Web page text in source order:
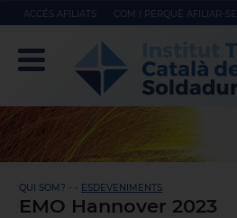
ACCÉS AFILIATS COM I PERQUÈ AFILIAR-SE
QUI SOM? - - ESDEVENIMENTS
EMO Hannover 2023